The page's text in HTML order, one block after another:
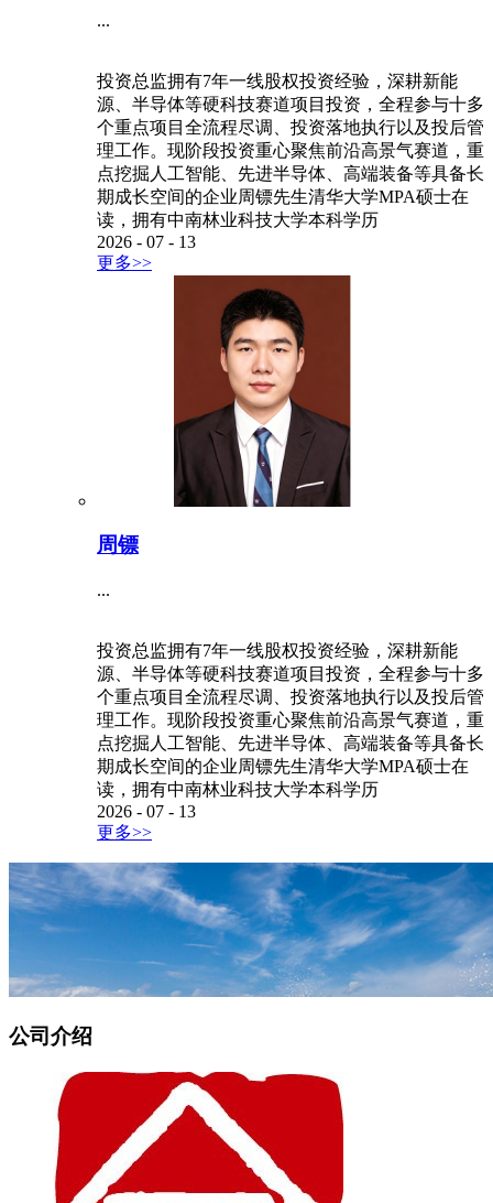
...
投资总监拥有7年一线股权投资经验，深耕新能
源、半导体等硬科技赛道项目投资，全程参与十多
个重点项目全流程尽调、投资落地执行以及投后管
理工作。现阶段投资重心聚焦前沿高景气赛道，重
点挖掘人工智能、先进半导体、高端装备等具备长
期成长空间的企业周镖先生清华大学MPA硕士在
读，拥有中南林业科技大学本科学历
2026 - 07 - 13
更多>>
周镖
...
投资总监拥有7年一线股权投资经验，深耕新能
源、半导体等硬科技赛道项目投资，全程参与十多
个重点项目全流程尽调、投资落地执行以及投后管
理工作。现阶段投资重心聚焦前沿高景气赛道，重
点挖掘人工智能、先进半导体、高端装备等具备长
期成长空间的企业周镖先生清华大学MPA硕士在
读，拥有中南林业科技大学本科学历
2026 - 07 - 13
更多>>
公司介绍